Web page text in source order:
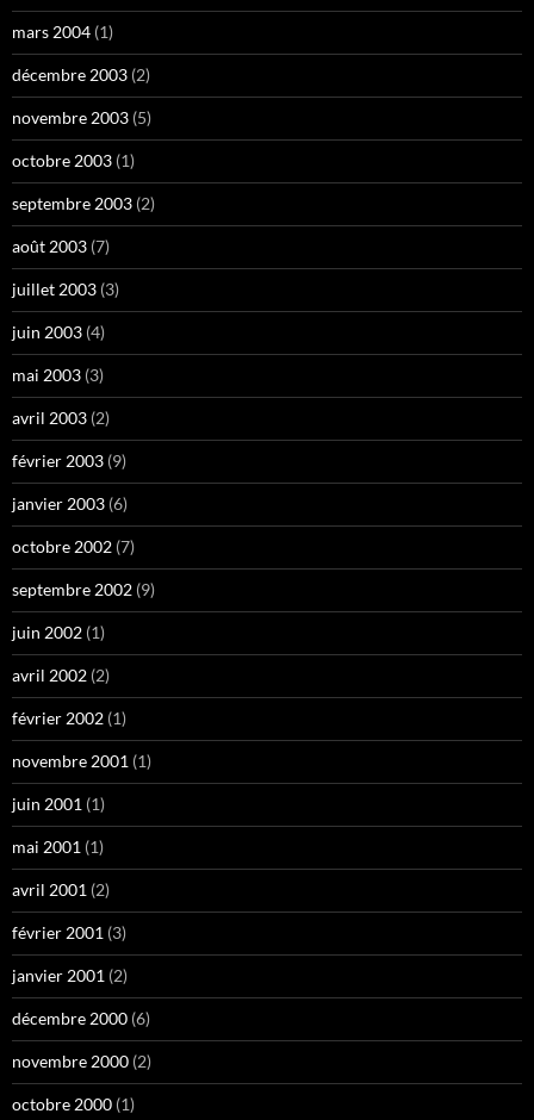
mars 2004 (1)
décembre 2003 (2)
novembre 2003 (5)
octobre 2003 (1)
septembre 2003 (2)
août 2003 (7)
juillet 2003 (3)
juin 2003 (4)
mai 2003 (3)
avril 2003 (2)
février 2003 (9)
janvier 2003 (6)
octobre 2002 (7)
septembre 2002 (9)
juin 2002 (1)
avril 2002 (2)
février 2002 (1)
novembre 2001 (1)
juin 2001 (1)
mai 2001 (1)
avril 2001 (2)
février 2001 (3)
janvier 2001 (2)
décembre 2000 (6)
novembre 2000 (2)
octobre 2000 (1)